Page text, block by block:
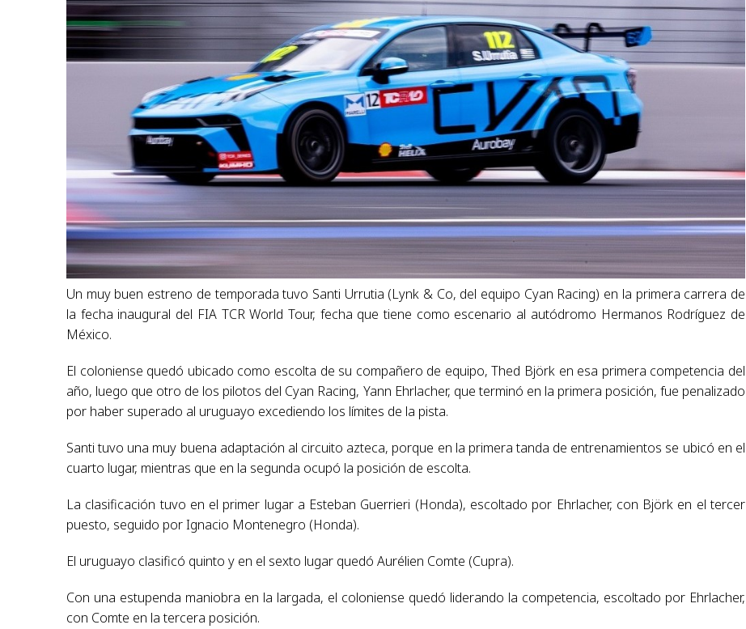
Un muy buen estreno de temporada tuvo Santi Urrutia (Lynk & Co, del equipo Cyan Racing) en la primera carrera de
la fecha inaugural del FIA TCR World Tour, fecha que tiene como escenario al autódromo Hermanos Rodríguez de
México.
El coloniense quedó ubicado como escolta de su compañero de equipo, Thed Björk en esa primera competencia del
año, luego que otro de los pilotos del Cyan Racing, Yann Ehrlacher, que terminó en la primera posición, fue penalizado
por haber superado al uruguayo excediendo los límites de la pista.
Santi tuvo una muy buena adaptación al circuito azteca, porque en la primera tanda de entrenamientos se ubicó en el
cuarto lugar, mientras que en la segunda ocupó la posición de escolta.
La clasificación tuvo en el primer lugar a Esteban Guerrieri (Honda), escoltado por Ehrlacher, con Björk en el tercer
puesto, seguido por Ignacio Montenegro (Honda).
El uruguayo clasificó quinto y en el sexto lugar quedó Aurélien Comte (Cupra).
Con una estupenda maniobra en la largada, el coloniense quedó liderando la competencia, escoltado por Ehrlacher,
con Comte en la tercera posición.